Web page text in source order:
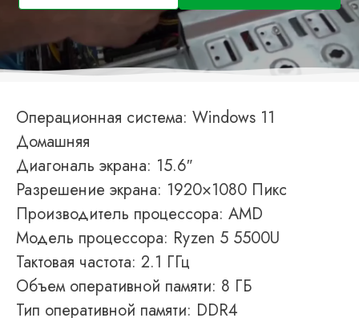
Операционная система: Windows 11
Домашняя
Диагональ экрана: 15.6″
Разрешение экрана: 1920×1080 Пикс
Производитель процессора: AMD
Модель процессора: Ryzen 5 5500U
Тактовая частота: 2.1 ГГц
Объем оперативной памяти: 8 ГБ
Тип оперативной памяти: DDR4